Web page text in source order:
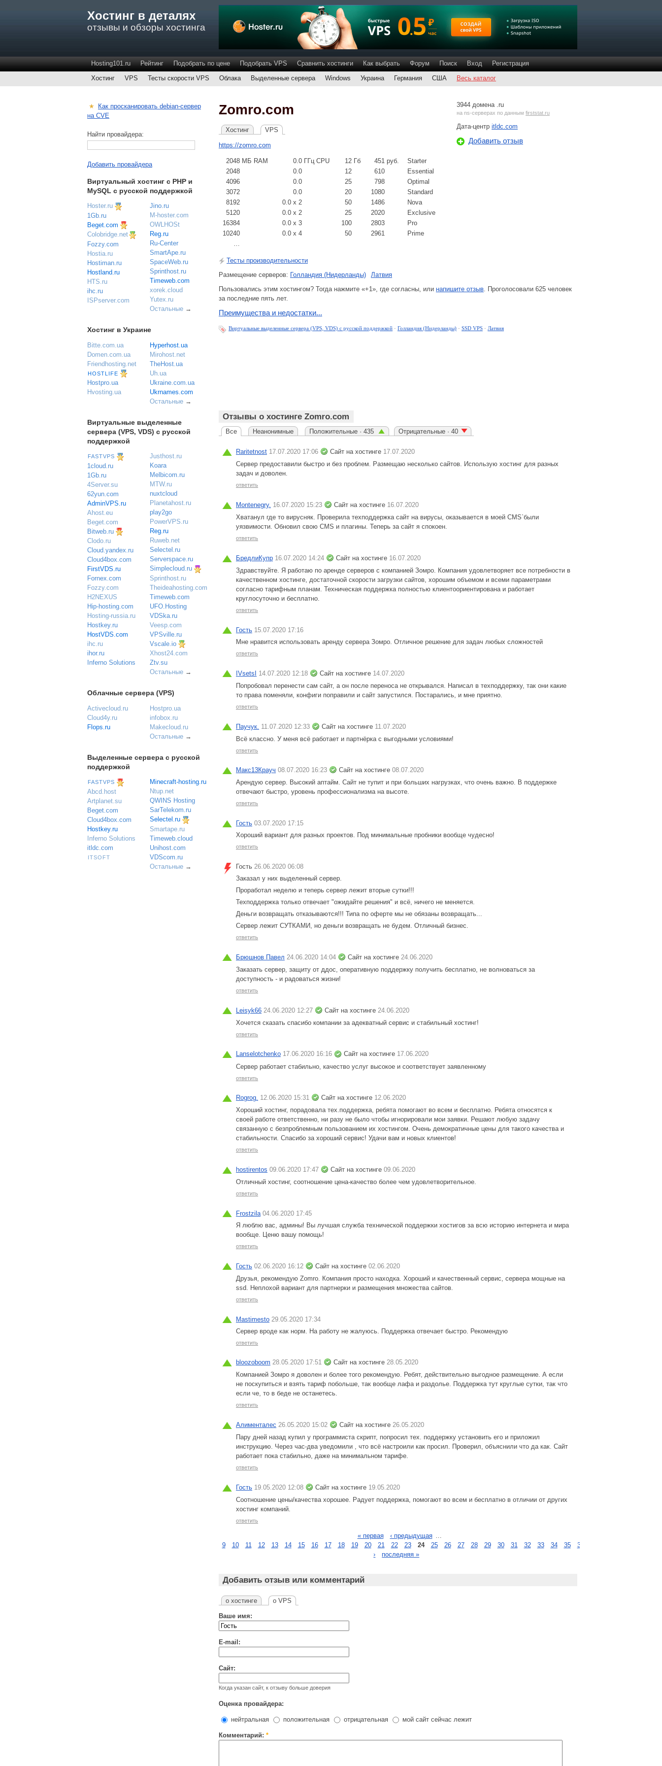
Хостинг в деталях
отзывы и обзоры хостинга
Hosting101.ru Рейтинг Подобрать по цене Подобрать VPS Сравнить хостинги Как выбрать Форум Поиск Вход
Регистрация
Хостинг
VPS Тесты скорости VPS Облака Выделенные сервера Windows Украина Германия США Весь каталог
3944 домена .ru
на ns-серверах по данным firststat.ru
Дата-центр itldc.com
Добавить отзыв
Zomro.com
Хостинг VPS
https://zomro.com
2048 МБ RAM 0.0 ГГц CPU 12 Гб 451 руб.
Starter
2048
0.0 12 610
Essential
4096
0.0 25 798
Optimal
3072
0.0 20 1080
Standard
8192
0.0 x 2 50 1486
Nova
5120
0.0 x 2 25 2020
Exclusive
16384
0.0 x 3 100 2803
Pro
10240
0.0 x 4 50 2961
Prime
…
Тесты производительности
Размещение серверов: Голландия (Нидерланды)
Латвия
Пользовались этим хостингом? Тогда нажмите «+1», где согласны, или напишите отзыв. Проголосовали 625 человек
за последние пять лет.
Преимущества и недостатки...
Виртуальные выделенные сервера (VPS, VDS) с русской поддержкой · Голландия (Нидерланды) · SSD VPS · Латвия
Отзывы о хостинге Zomro.com
Все Неанонимные Положительные · 435 Отрицательные · 40
Raritetnost 17.07.2020 17:06 Сайт на хостинге 17.07.2020
Сервер предоставили быстро и без проблем. Размещаю несколько сайтов. Использую хостинг для разных
задач и доволен.
ответить
Montenegry. 16.07.2020 15:23 Сайт на хостинге 16.07.2020
Хватанул где то вирусняк. Проверила техподдержка сайт на вирусы, оказывается в моей CMS`были
уязвимости. Обновил свою CMS и плагины. Теперь за сайт я спокоен.
ответить
БредлиКупр 16.07.2020 14:24 Сайт на хостинге 16.07.2020
Здравствуйте. Я работаю по аренде серверов с компанией Зомро. Компания удовлетворяет все потребности в
качественном хостинге, достаточной скорости загрузки сайтов, хорошим объемом и всеми параметрами
согласно тарифным планам. Техническая поддержка полностью клиентоориентирована и работает
круглосуточно и бесплатно.
ответить
Гость 15.07.2020 17:16
Мне нравится использовать аренду сервера Зомро. Отличное решение для задач любых сложностей
ответить
IVsetsI 14.07.2020 12:18 Сайт на хостинге 14.07.2020
Попробовал перенести сам сайт, а он после переноса не открывался. Написал в техподдержку, так они какие
то права поменяли, конфиги поправили и сайт запустился. Постарались, и мне приятно.
ответить
Паучук. 11.07.2020 12:33 Сайт на хостинге 11.07.2020
Всё классно. У меня всё работает и партнёрка с выгодными условиями!
ответить
Макс13Крауч 08.07.2020 16:23 Сайт на хостинге 08.07.2020
Арендую сервер. Высокий аптайм. Сайт не тупит и при больших нагрузках, что очень важно. В поддержке
отвечают быстро, уровень профессионализма на высоте.
ответить
Гость 03.07.2020 17:15
Хороший вариант для разных проектов. Под минимальные пробники вообще чудесно!
ответить
Гость 26.06.2020 06:08
Заказал у них выделенный сервер.
Проработал неделю и теперь сервер лежит вторые сутки!!!
Техподдержка только отвечает "ожидайте решения" и всё, ничего не меняется.
Деньги возвращать отказываются!!! Типа по оферте мы не обязаны возвращать...
Сервер лежит СУТКАМИ, но деньги возвращать не будем. Отличный бизнес.
ответить
Брюшнов Павел 24.06.2020 14:04 Сайт на хостинге 24.06.2020
Заказать сервер, защиту от ддос, оперативную поддержку получить бесплатно, не волноваться за
доступность - и радоваться жизни!
ответить
Leisyk66 24.06.2020 12:27 Сайт на хостинге 24.06.2020
Хочется сказать спасибо компании за адекватный сервис и стабильный хостинг!
ответить
Lanselotchenko 17.06.2020 16:16 Сайт на хостинге 17.06.2020
Сервер работает стабильно, качество услуг высокое и соответствует заявленному
ответить
Rogrog. 12.06.2020 15:31 Сайт на хостинге 12.06.2020
Хороший хостинг, порадовала тех.поддержка, ребята помогают во всем и бесплатно. Ребята относятся к
своей работе ответственно, ни разу не было чтобы игнорировали мои заявки. Решают любую задачу
связанную с безпроблемным пользованием их хостингом. Очень демократичные цены для такого качества и
стабильности. Спасибо за хороший сервис! Удачи вам и новых клиентов!
ответить
hostirentos 09.06.2020 17:47 Сайт на хостинге 09.06.2020
Отличный хостинг, соотношение цена-качество более чем удовлетворительное.
ответить
Frostzila 04.06.2020 17:45
Я люблю вас, админы! Вы лучшая служба технической поддержки хостигов за всю историю интернета и мира
вообще. Ценю вашу помощь!
ответить
Гость 02.06.2020 16:12 Сайт на хостинге 02.06.2020
Друзья, рекомендую Zomro. Компания просто находка. Хороший и качественный сервис, сервера мощные на
ssd. Неплохой вариант для партнерки и размещения множества сайтов.
ответить
Mastimesto 29.05.2020 17:34
Сервер вроде как норм. На работу не жалуюсь. Поддержка отвечает быстро. Рекомендую
ответить
bloozoboom 28.05.2020 17:51 Сайт на хостинге 28.05.2020
Компанией Зомро я доволен и более того рекомендую. Ребят, действительно выгодное размещение. А если
не поскупиться и взять тариф побольше, так вообще лафа и раздолье. Поддержка тут круглые сутки, так что
если че, то в беде не останетесь.
ответить
Алименталес 26.05.2020 15:02 Сайт на хостинге 26.05.2020
Пару дней назад купил у программиста скрипт, попросил тех. поддержку установить его и приложил
инструкцию. Через час-два уведомили , что всё настроили как просил. Проверил, объяснили что да как. Сайт
работает пока стабильно, даже на минимальном тарифе.
ответить
Гость 19.05.2020 12:08 Сайт на хостинге 19.05.2020
Соотношение цены/качества хорошее. Радует поддержка, помогают во всем и бесплатно в отличии от других
хостинг компаний.
ответить
« первая ‹ предыдущая
9
10 11 12 13 14 15 16 17 18 19 20 21 22 23 24 25 26 27 28 29 30 31 32 33 34 35 36
›
последняя »
Добавить отзыв или комментарий
о хостинге о VPS
Ваше имя:
E-mail:
Сайт:
Когда указан сайт, к отзыву больше доверия
Оценка провайдера:
нейтральная положительная отрицательная мой сайт сейчас лежит
Комментарий: *
★ Как просканировать debian-сервер
на CVE
Найти провайдера:
Добавить провайдера
Виртуальный хостинг c PHP и
MySQL с русской поддержкой
Hoster.ru
1Gb.ru
Beget.com
Colobridge.net
Fozzy.com
Hostia.ru
Hostiman.ru
Hostland.ru
HTS.ru
ihc.ru
ISPserver.com
Jino.ru
M-hoster.com
OWLHOSt
Reg.ru
Ru-Center
SmartApe.ru
SpaceWeb.ru
Sprinthost.ru
Timeweb.com
xorek.cloud
Yutex.ru
Остальные →
Хостинг в Украине
Bitte.com.ua
Domen.com.ua
Friendhosting.net
HOSTLIFE
Hostpro.ua
Hvosting.ua
Hyperhost.ua
Mirohost.net
TheHost.ua
Uh.ua
Ukraine.com.ua
Ukrnames.com
Остальные →
Виртуальные выделенные
сервера (VPS, VDS) с русской
поддержкой
FASTVPS
1cloud.ru
1Gb.ru
4Server.su
62yun.com
AdminVPS.ru
Ahost.eu
Beget.com
Bitweb.ru
Clodo.ru
Cloud.yandex.ru
Cloud4box.com
FirstVDS.ru
Fornex.com
Fozzy.com
H2NEXUS
Hip-hosting.com
Hosting-russia.ru
Hostkey.ru
HostVDS.com
ihc.ru
ihor.ru
Inferno Solutions
Justhost.ru
Koara
Melbicom.ru
MTW.ru
nuxtcloud
Planetahost.ru
play2go
PowerVPS.ru
Reg.ru
Ruweb.net
Selectel.ru
Serverspace.ru
Simplecloud.ru
Sprinthost.ru
Theideahosting.com
Timeweb.com
UFO.Hosting
VDSka.ru
Veesp.com
VPSville.ru
Vscale.io
Xhost24.com
Ztv.su
Остальные →
Облачные сервера (VPS)
Activecloud.ru
Cloud4y.ru
Flops.ru
Hostpro.ua
infobox.ru
Makecloud.ru
Остальные →
Выделенные сервера с русской
поддержкой
FASTVPS
Abcd.host
Artplanet.su
Beget.com
Cloud4box.com
Hostkey.ru
Inferno Solutions
itldc.com
ITSOFT
Minecraft-hosting.ru
Ntup.net
QWINS Hosting
SarTelekom.ru
Selectel.ru
Smartape.ru
Timeweb.cloud
Unihost.com
VDScom.ru
Остальные →